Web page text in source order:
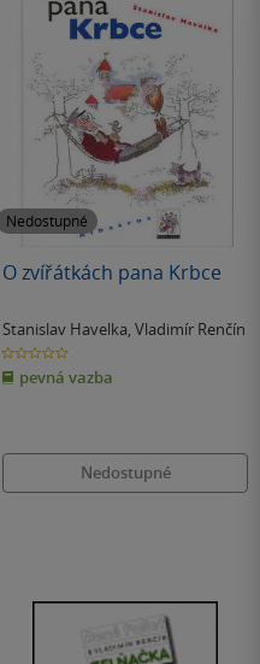
Nedostupné
O zvířátkách pana Krbce
Stanislav Havelka, Vladimír Renčín
0.0
z
5
hvězdiček
pevná vazba
Nedostupné